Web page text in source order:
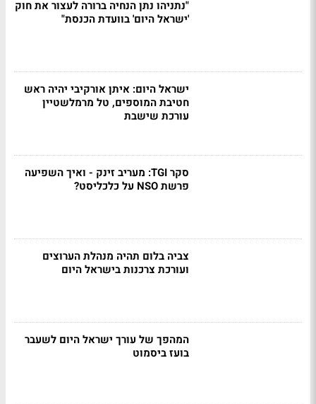
"נתניהו נתן הנחיה ברורה לעצור את חוק
'ישראל היום' בוועדת הכנסת"
ישראל היום: איתן אורקיבי יהיה ראש
חטיבת המוספים, טל מרמלשטיין
עורכת שישבת
סקר TGI: מעריב זינק - ואיך השפיעה
פרשת NSO על כלכליסט?
צביה בלום תהיה מנהלת הערוצים
ועורכת צרכנות בישראל היום
המהפך של עורך ישראל היום לשעבר
בועז ביסמוט